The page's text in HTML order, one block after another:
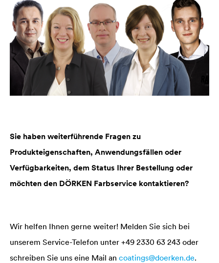
Sie haben weiterführende Fragen zu
Produkteigenschaften, Anwendungsfällen oder
Verfügbarkeiten, dem Status Ihrer Bestellung oder
möchten den DÖRKEN Farbservice kontaktieren?
Wir helfen Ihnen gerne weiter! Melden Sie sich bei
unserem Service-Telefon unter +49 2330 63 243 oder
schreiben Sie uns eine Mail an coatings@doerken.de.